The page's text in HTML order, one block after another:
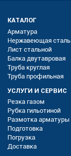
КАТАЛОГ
Арматура
Нержавеющая сталь
Лист стальной
Балка двутавровая
Труба круглая
Труба профильная
УСЛУГИ И СЕРВИС
Резка газом
Рубка гильотиной
Размотка арматуры
Подготовка
Погрузка
Доставка